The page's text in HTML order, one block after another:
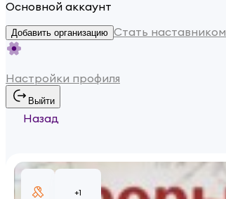
Основной аккаунт
Добавить организацию Стать наставником
Настройки профиля
Выйти
Назад
+1